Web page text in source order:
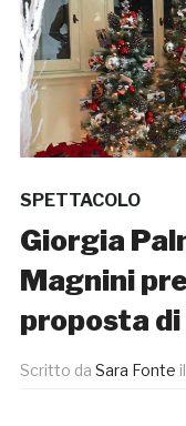
SPETTACOLO
Giorgia
Magnini
proposta di
Scritto da Sara Fonte il